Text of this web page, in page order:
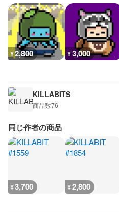
¥2,800 ¥3,000
KILLABITS
商品数76
同じ作者の商品
¥3,700 ¥2,800